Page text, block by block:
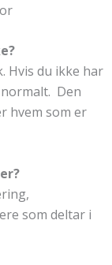
Hvis du ikke har
Den
hvem som er
som deltar i